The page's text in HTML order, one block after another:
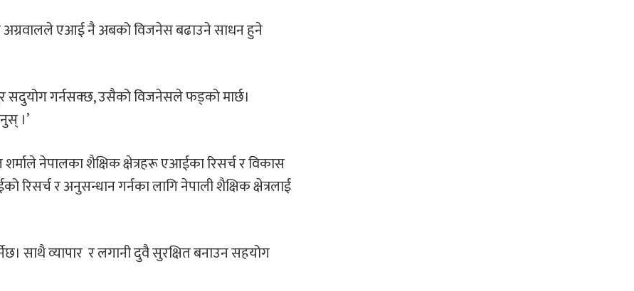
अग्रवालले एआई नै अबको विजनेस बढाउने साधन हुने
गर्नसक्छ, उसैको विजनेसले फड्को मार्छ।
।’
नेपालका शैक्षिक क्षेत्रहरू एआईका रिसर्च र विकास
र अनुसन्धान गर्नका लागि नेपाली शैक्षिक क्षेत्रलाई
साथै व्‍यापार र लगानी दुवै सुरक्षित बनाउन सहयोग